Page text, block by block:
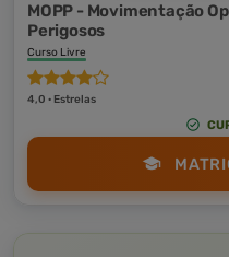
MOPP - Movimentação
Perigosos
Curso Livre
4,0 · Estrelas